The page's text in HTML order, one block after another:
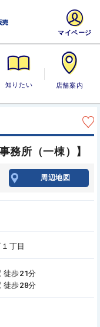
知りたい 店舗案内
マイページ
務所（一棟）】
周辺地図
丁目
徒歩21分
徒歩28分